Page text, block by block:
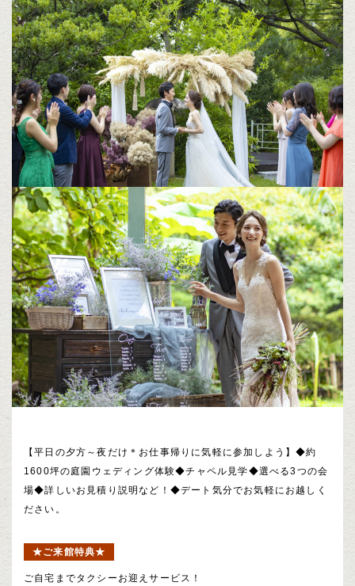
【平日の夕方～夜だけ＊お仕事帰りに気軽に参加しよう】◆約
1600坪の庭園ウェディング体験◆チャペル見学◆選べる3つの会
場◆詳しいお見積り説明など！◆デート気分でお気軽にお越しく
ださい。
★ご来館特典★
ご自宅までタクシーお迎えサービス！